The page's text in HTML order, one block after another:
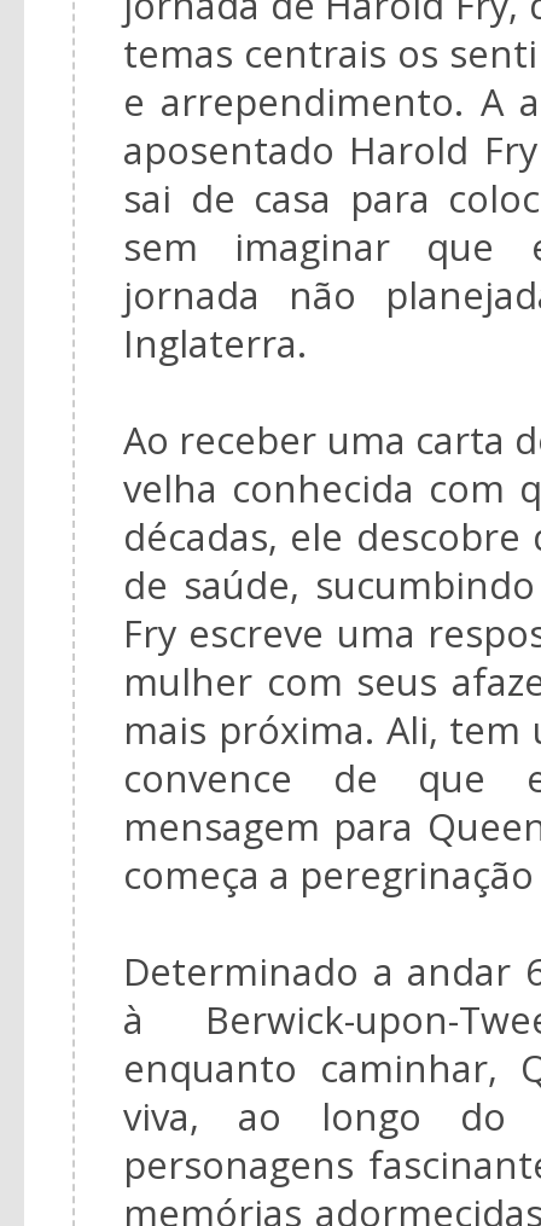
temas centrais os
e arrependimento. A
aposentado Harold
sai de casa para
sem imaginar que
jornada não
Inglaterra.
Ao receber uma carta
velha conhecida com
décadas, ele
de saúde,
Fry escreve uma
mulher com seus
mais próxima. Ali,
convence de que
mensagem para
começa a
Determinado a andar
à Berwick-upon-
enquanto caminhar,
viva, ao longo do
personagens
memórias